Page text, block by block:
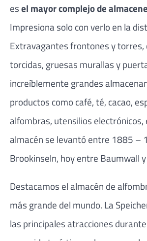
esel mayor complejo de
Impresiona solo con verlo en la
Extravagantes frontones y torres,
torcidas, gruesas murallas y
increíblemente grandes
productos como café, té, cacao,
alfombras, utensilios electrónicos,
almacén se levantó entre 1885 –
Brookinseln, hoy entre Baumwall
Destacamos el almacén de
más grande del mundo. La
las principales atracciones